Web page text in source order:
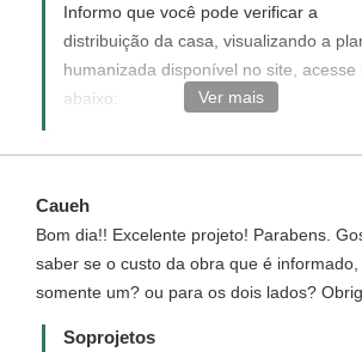
Informo que você pode verificar a
distribuição da casa, visualizando a
humanizada disponível no site, acesse
abaixo:
casas/Casa-Geminada-com-tres-
Ver mais
Caueh
Bom dia!! Excelente projeto! Parabens.
saber se o custo da obra que é informado,
somente um? ou para os dois lados?
Soprojetos